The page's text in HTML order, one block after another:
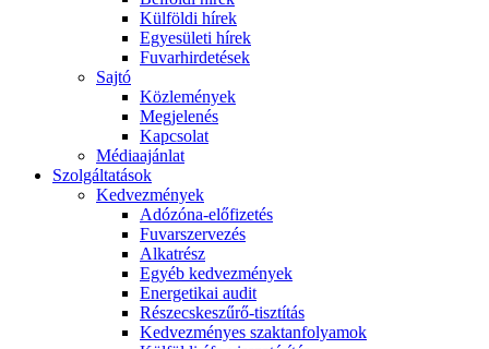
Külföldi hírek
Egyesületi hírek
Fuvarhirdetések
Sajtó
Közlemények
Megjelenés
Kapcsolat
Médiaajánlat
Szolgáltatások
Kedvezmények
Adózóna-előfizetés
Fuvarszervezés
Alkatrész
Egyéb kedvezmények
Energetikai audit
Részecskeszűrő-tisztítás
Kedvezményes szaktanfolyamok